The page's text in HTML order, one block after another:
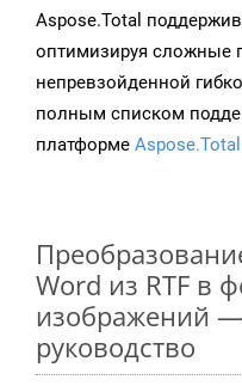
Aspose.Total
оптимизируя сложные
непревзойденной
полным списком
платформе
Word из RTF в
изображений
руководство